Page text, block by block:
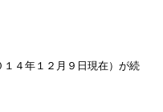
４年１２月９日現在）が続